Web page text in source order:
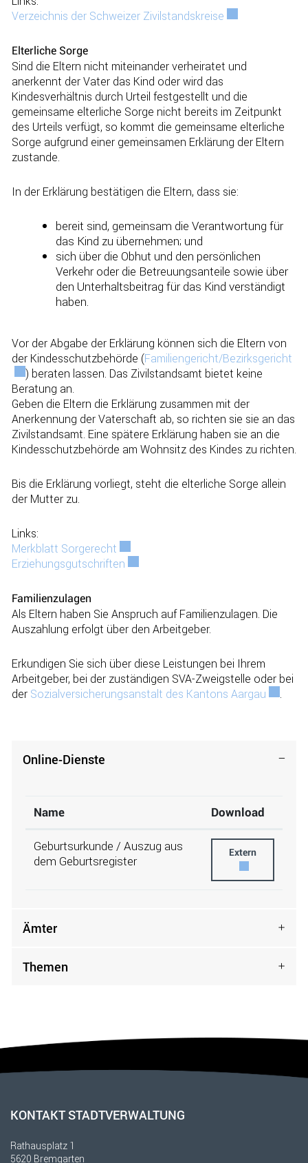
Verzeichnis der Schweizer Zivilstandskreise Externer Link
Elterliche Sorge
Sind die Eltern nicht miteinander verheiratet und
anerkennt der Vater das Kind oder wird das
Kindesverhältnis durch Urteil festgestellt und die
gemeinsame elterliche Sorge nicht bereits im Zeitpunkt
des Urteils verfügt, so kommt die gemeinsame elterliche
Sorge aufgrund einer gemeinsamen Erklärung der Eltern
zustande.
In der Erklärung bestätigen die Eltern, dass sie:
bereit sind, gemeinsam die Verantwortung für
das Kind zu übernehmen; und
sich über die Obhut und den persönlichen
Verkehr oder die Betreuungsanteile sowie über
den Unterhaltsbeitrag für das Kind verständigt
haben.
Vor der Abgabe der Erklärung können sich die Eltern von
der Kindesschutzbehörde (Familiengericht/Bezirksgericht
) beraten lassen. Das Zivilstandsamt bietet keine
Beratung an.
Geben die Eltern die Erklärung zusammen mit der
Anerkennung der Vaterschaft ab, so richten sie sie an das
Zivilstandsamt. Eine spätere Erklärung haben sie an die
Kindesschutzbehörde am Wohnsitz des Kindes zu richten.
Bis die Erklärung vorliegt, steht die elterliche Sorge allein
der Mutter zu.
Links:
Merkblatt Sorgerecht Externer Link wird in einem neuen
Erziehungsgutschriften Externer Link wird in einem neuen
Familienzulagen
Als Eltern haben Sie Anspruch auf Familienzulagen. Die
Aus­zahlung erfolgt über den Arbeitgeber.
Erkundigen Sie sich über diese Leistungen bei Ihrem
Arbeit­geber, bei der zuständigen SVA-Zweigstelle oder bei
der Sozialversicherungsanstalt des Kantons Aargau .
Online-Dienste
Name Download
Geburtsurkunde / Auszug aus
dem Geburtsregister
Geburtsurkunde /
Extern
Ämter
Themen
Fusszeile
KONTAKT STADTVERWALTUNG
Rathausplatz 1
5620 Bremgarten